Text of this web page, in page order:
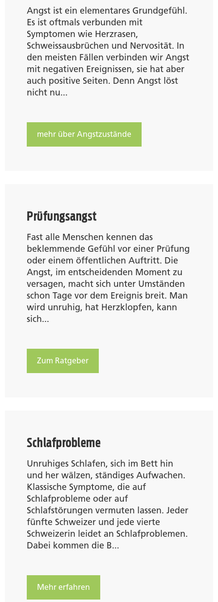
Angst ist ein elementares Grundgefühl.
Es ist oftmals verbunden mit
Symptomen wie Herzrasen,
Schweissausbrüchen und Nervosität. In
den meisten Fällen verbinden wir Angst
mit negativen Ereignissen, sie hat aber
auch positive Seiten. Denn Angst löst
nicht nu...
mehr über Angstzustände
Prüfungsangst
Fast alle Menschen kennen das
beklemmende Gefühl vor einer Prüfung
oder einem öffentlichen Auftritt. Die
Angst, im entscheidenden Moment zu
versagen, macht sich unter Umständen
schon Tage vor dem Ereignis breit. Man
wird unruhig, hat Herzklopfen, kann
sich...
Zum Ratgeber
Schlafprobleme
Unruhiges Schlafen, sich im Bett hin
und her wälzen, ständiges Aufwachen.
Klassische Symptome, die auf
Schlafprobleme oder auf
Schlafstörungen vermuten lassen. Jeder
fünfte Schweizer und jede vierte
Schweizerin leidet an Schlafproblemen.
Dabei kommen die B...
Mehr erfahren